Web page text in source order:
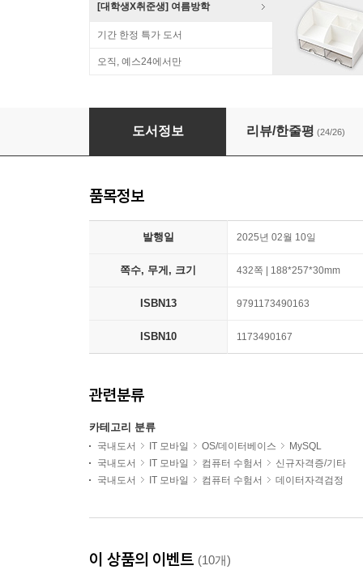
[대학생X취준생] 여름방학
기간 한정 특가 도서
오직, 예스24에서만
2025 내일은 SQL 개발자(SQLD)
도서정보 리뷰/한줄평 (24/26)
품목정보
발행일 2025년 02월 10일
쪽수, 무게, 크기 432쪽 | 188*257*30mm
ISBN13 9791173490163
ISBN10 1173490167
관련분류
카테고리 분류
국내도서 IT 모바일 OS/데이터베이스
MySQL
국내도서
IT 모바일 컴퓨터 수험서
신규자격증/기타
국내도서
IT 모바일 컴퓨터 수험서 데이터자격검정
이 상품의 이벤트 (10개)